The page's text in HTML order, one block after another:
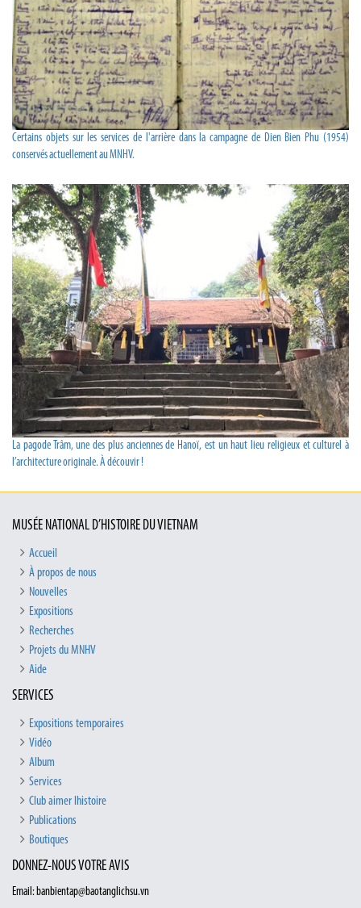
Certains objets sur les services de l'arrière dans la campagne de Dien Bien Phu (1954)
conservés actuellement au MNHV.
La pagode Trâm, une des plus anciennes de Hanoï, est un haut lieu religieux et culturel à
l’architecture originale. À découvir !
MUSÉE NATIONAL D’HISTOIRE DU VIETNAM
Accueil
À propos de nous
Nouvelles
Expositions
Recherches
Projets du MNHV
Aide
SERVICES
Expositions temporaires
Vidéo
Album
Services
Club aimer lhistoire
Publications
Boutiques
DONNEZ-NOUS VOTRE AVIS
Email: banbientap@baotanglichsu.vn